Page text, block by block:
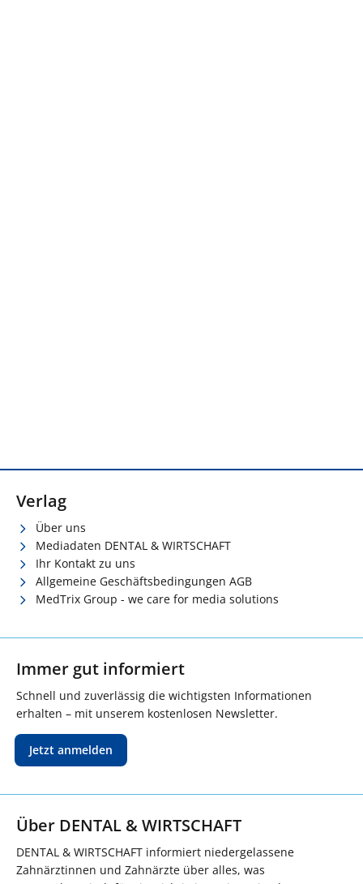
Verlag
Über uns
Mediadaten DENTAL & WIRTSCHAFT
Ihr Kontakt zu uns
Allgemeine Geschäftsbedingungen AGB
MedTrix Group - we care for media solutions
Immer gut informiert
Schnell und zuverlässig die wichtigsten Informationen
erhalten – mit unserem kostenlosen Newsletter.
Jetzt anmelden
Über DENTAL & WIRTSCHAFT
DENTAL & WIRTSCHAFT informiert niedergelassene
Zahnärztinnen und Zahnärzte über alles, was